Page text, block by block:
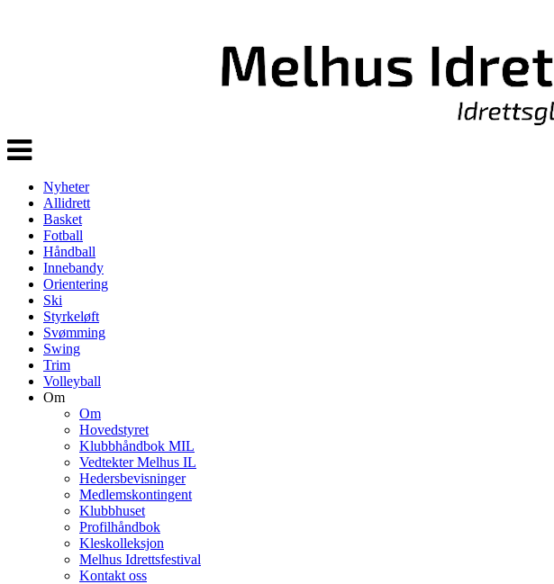
Veksle
navigasjon
Nyheter
Allidrett
Basket
Fotball
Håndball
Innebandy
Orientering
Ski
Styrkeløft
Svømming
Swing
Trim
Volleyball
Om
Om
Hovedstyret
Klubbhåndbok MIL
Vedtekter Melhus IL
Hedersbevisninger
Medlemskontingent
Klubbhuset
Profilhåndbok
Kleskolleksjon
Melhus Idrettsfestival
Kontakt oss